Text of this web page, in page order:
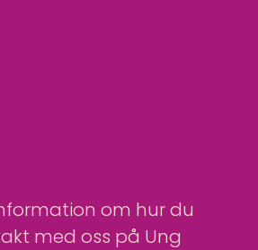
om hur du
med oss på Ung